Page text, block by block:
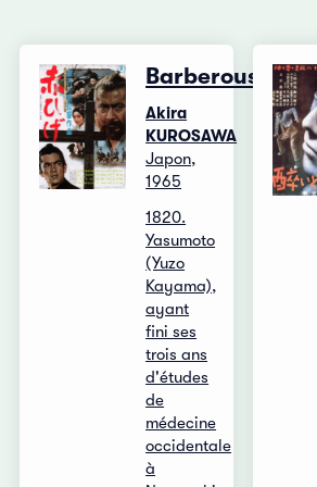
Barberousse
Akira
KUROSAWA
Japon,
1965
1820.
Yasumoto
(Yuzo
Kayama),
ayant
fini ses
trois ans
d'études
de
médecine
occidentale
à